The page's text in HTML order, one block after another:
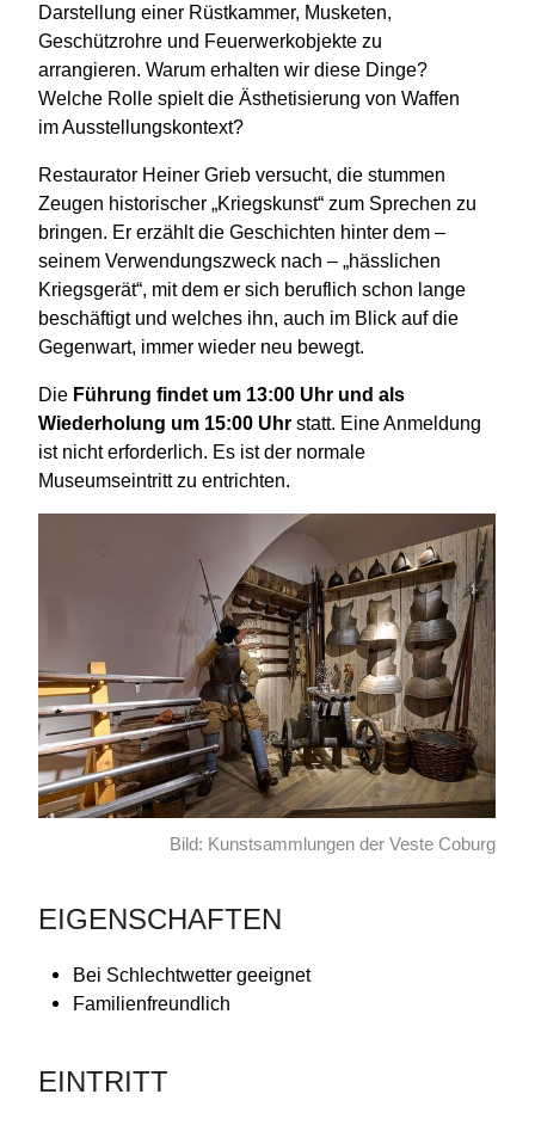
Darstellung einer Rüstkammer, Musketen,
Geschützrohre und Feuerwerkobjekte zu
arrangieren. Warum erhalten wir diese Dinge?
Welche Rolle spielt die Ästhetisierung von Waffen
im Ausstellungskontext?
Restaurator Heiner Grieb versucht, die stummen
Zeugen historischer „Kriegskunst“ zum Sprechen zu
bringen. Er erzählt die Geschichten hinter dem –
seinem Verwendungszweck nach – „hässlichen
Kriegsgerät“, mit dem er sich beruflich schon lange
beschäftigt und welches ihn, auch im Blick auf die
Gegenwart, immer wieder neu bewegt.
Die Führung findet um 13:00 Uhr und als
Wiederholung um 15:00 Uhrstatt. Eine Anmeldung
ist nicht erforderlich. Es ist der normale
Museumseintritt zu entrichten.
Bild: Kunstsammlungen der Veste Coburg
EIGENSCHAFTEN
Bei Schlechtwetter geeignet
Familienfreundlich
EINTRITT